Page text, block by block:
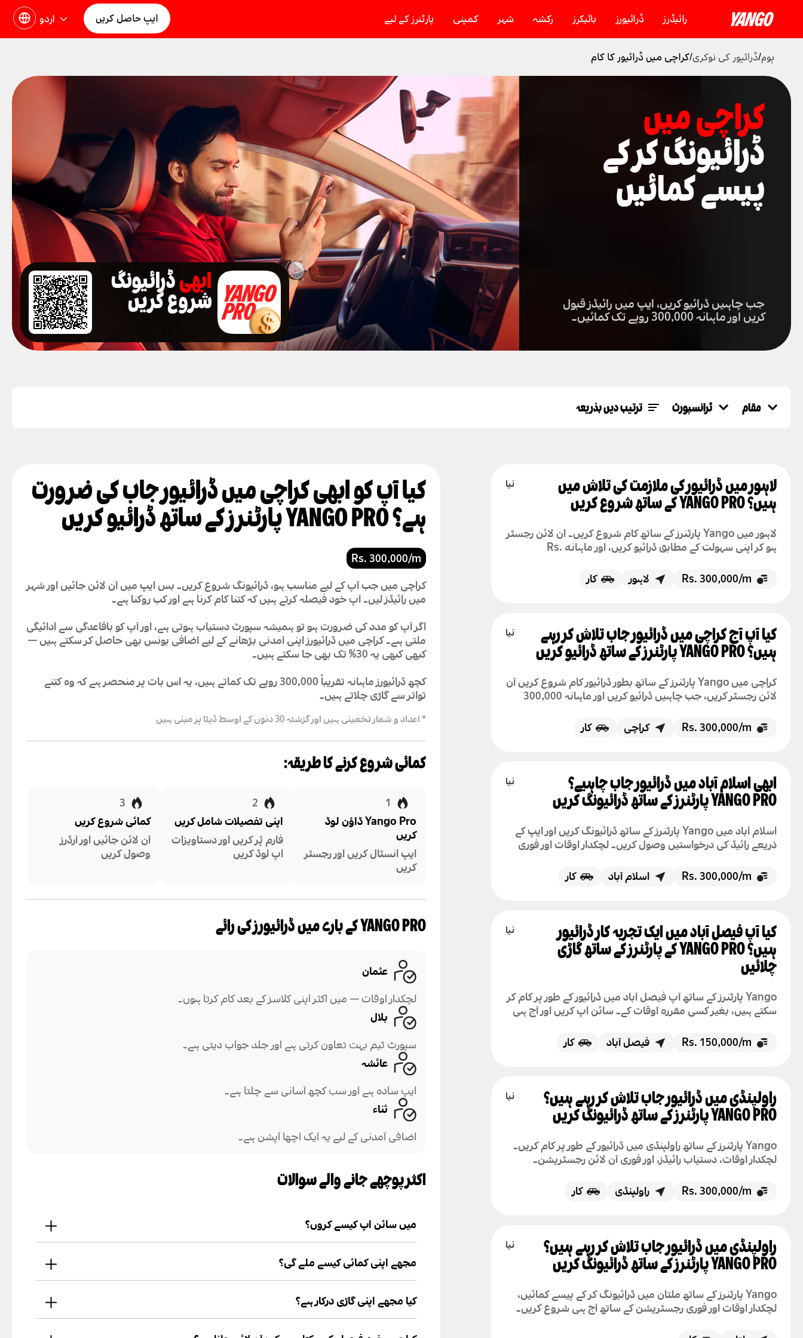
رائیڈرز ڈرائیورز بائیکرز رکشہ شہر کمپنی پارٹنرز کے لیے اردو ایپ حاصل کریں
ہوم/ڈرائیور کی نوکری/کراچی میں ڈرائیور کا کام
کراچی میں
ڈرائیونگ کر کے
پیسے کمائیں
جب چاہیں ڈرائیو کریں، ایپ میں رائیڈز قبول
کریں اور ماہانہ 300,000 روپے تک کمائیں۔
ابھیڈرائیونگ
شروع کریں
مقام
راولپنڈی
ملتان
ٹرانسپورٹ ترتیب دیں بذریعہ
لاہور میں ڈرائیور کی ملازمت کی تلاش میں
ہیں؟ YANGO PRO کے ساتھ شروع کریں
لاہور میں Yango پارٹنرز کے ساتھ کام شروع کریں۔ ان لائن رجسٹر
ہو کر اپنی سہولت کے مطابق ڈرائیو کریں، اور ماہانه Rs.
Rs. 300,000/m
لاہور کار
کیا آپ آج کراچی میں ڈرائیور جاب تلاش کر رہے
ہیں؟ YANGO PRO پارٹنرز کے ساتھ ڈرائیو کریں
کراچی میں Yango پارٹنرز کے ساتھ بطور ڈرائیور کام شروع کریں آن
لائن رجسٹر کریں، جب چاہیں ڈرائیو کریں اور ماہانہ 300,000
Rs. 300,000/m
کراچی کار
ابھی اسلام آباد میں ڈرائیور جاب چاہیے؟
YANGO PRO پارٹنرز کے ساتھ ڈرائیونگ کریں
اسلام آباد میں Yango پارٹنرز کے ساتھ ڈرائیونگ کریں اور ایپ کے
ذریعے رائیڈ کی درخواستیں وصول کریں۔ لچکدار اوقات اور فوری
Rs. 300,000/m
اسلام آباد کار
کیا آپ فیصل آباد میں ایک تجربہ کار ڈرائیور
ہیں؟ YANGO PRO کے پارٹنرز کے ساتھ گاڑی
چلائیں
Yango پارٹنرز کے ساتھ آپ فیصل آباد میں ڈرائیور کے طور پر کام کر
سکتے ہیں، بغیر کسی مقررہ اوقات کے۔ سائن اپ کریں اور آج ہی
Rs. 150,000/m
فیصل آباد کار
راولپنڈی میں ڈرائیور جاب تلاش کر رہے ہیں؟
YANGO PRO پارٹنرز کے ساتھ ڈرائیونگ کریں
Yango پارٹنرز کے ساتھ راولپنڈی میں ڈرائیور کے طور پر کام کریں۔
لچکدار اوقات، دستیاب رائیڈز، اور فوری آن لائن رجسٹریشن۔
Rs. 300,000/m راولپنڈی کار
راولپنڈی میں ڈرائیور جاب تلاش کر رہے ہیں؟
YANGO PRO پارٹنرز کے ساتھ ڈرائیونگ کریں
Yango پارٹنرز کے ساتھ ملتان میں ڈرائیونگ کر کے پیسے کمائیں،
لچکدار اوقات اور فوری رجسٹریشن کے ساتھ آج ہی شروع کریں۔
کیا آپ کو ابھی کراچی میں ڈرائیور جاب کی ضرورت
ہے؟ YANGO PRO پارٹنرز کے ساتھ ڈرائیو کریں
Rs. 300,000/m
کراچی میں جب آپ کے لیے مناسب ہو، ڈرائیونگ شروع کریں۔ بس ایپ میں آن لائن جائیں اور شہر
میں رائیڈز لیں۔ آپ خود فیصلہ کرتے ہیں کہ کتنا کام کرنا ہے اور کب روکنا ہے۔
اگر آپ کو مدد کی ضرورت ہو تو ہمیشہ سپورٹ دستیاب ہوتی ہے، اور آپ کو باقاعدگی سے ادائیگی
ملتی ہے۔ کراچی میں ڈرائیورز اپنی آمدنی بڑھانے کے لیے اضافی بونس بھی حاصل کر سکتے ہیں —
کبھی کبھی یہ 30% تک بھی جا سکتے ہیں۔
کچھ ڈرائیورز ماہانہ تقریباً 300,000 روپے تک کماتے ہیں، یہ اس بات پر منحصر ہے کہ وہ کتنے
تواتر سے گاڑی چلاتے ہیں۔
* اعداد و شمار تخمینی ہیں اور گزشتہ 30 دنوں کے اوسط ڈیٹا پر مبنی ہیں
کمائی شروع کرنے کا طریقہ:
1
Yango Pro ڈاؤن لوڈ
کریں
ایپ انسٹال کریں اور رجسٹر
کریں
2
اپنی تفصیلات شامل کریں
فارم پُر کریں اور دستاویزات
اپ لوڈ کریں
3
کمائی شروع کریں
آن لائن جائیں اور آرڈرز
وصول کریں
YANGO PRO کے بارے میں ڈرائیورز کی رائے
عثمان
لچکدار اوقات — میں اکثر اپنی کلاسز کے بعد کام کرتا ہوں۔
بلال
سپورٹ ٹیم بہت تعاون کرتی ہے اور جلد جواب دیتی ہے۔
عائشہ
ایپ سادہ ہے اور سب کچھ آسانی سے چلتا ہے۔
ثناء
اضافی آمدنی کے لیے یہ ایک اچھا آپشن ہے۔
اکثر پوچھے جانے والے سوالات
میں سائن اپ کیسے کروں؟
کروائیں۔
مجھے اپنی کمائی کیسے ملے گی؟
ہے۔
کیا مجھے اپنی گاڑی درکار ہے؟